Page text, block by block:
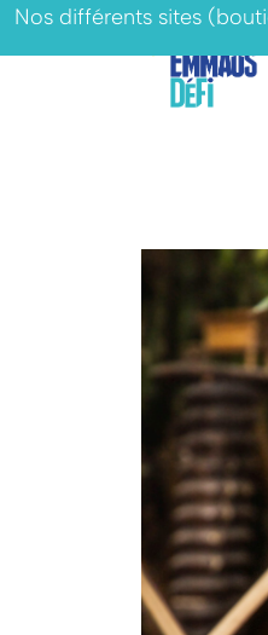
Nos différents sites